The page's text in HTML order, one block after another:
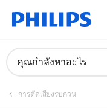
คุณกำลังหาอะไร
การตัดเสียงรบกวน